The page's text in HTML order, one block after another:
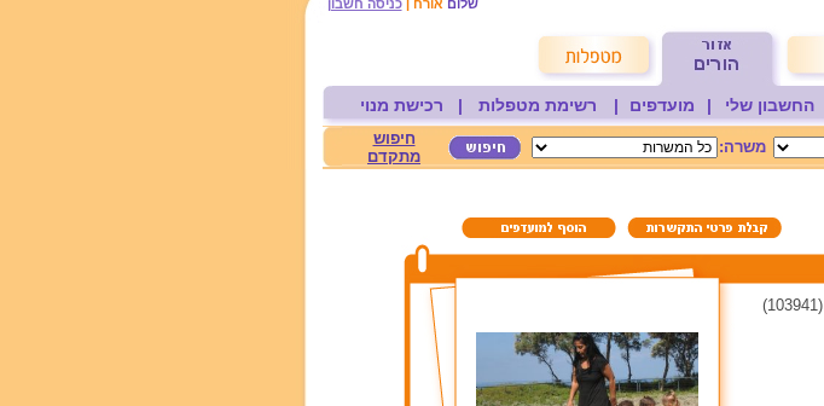
שלום אורח |כניסה חשבון
החשבון שלי | מועדפים | רשימת מטפלות | רכישת מנוי
משרה:
חיפוש
מתקדם
(103941)